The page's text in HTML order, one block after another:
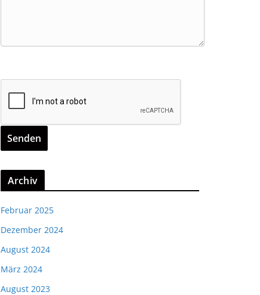
Archiv
Februar 2025
Dezember 2024
August 2024
März 2024
August 2023